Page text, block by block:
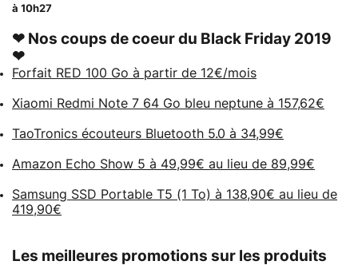
à 10h27
❤ Nos coups de coeur du Black Friday 2019
❤
Forfait RED 100 Go à partir de 12€/mois
Xiaomi Redmi Note 7 64 Go bleu neptune à 157,62€
TaoTronics écouteurs Bluetooth 5.0 à 34,99€
Amazon Echo Show 5 à 49,99€ au lieu de 89,99€
Samsung SSD Portable T5 (1 To) à 138,90€ au lieu de
419,90€
Les meilleures promotions sur les produits